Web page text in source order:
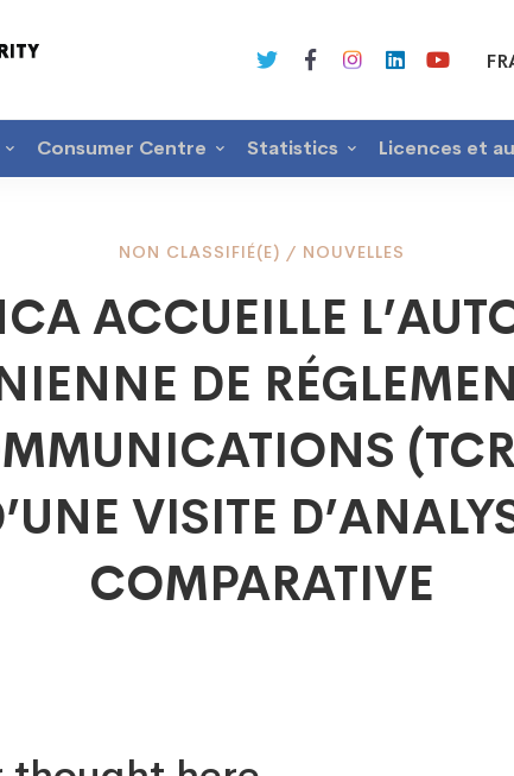
Consumer Centre Statistics Licences et
NON CLASSIFIÉ(E) / NOUVELLES
ACCUEILLE
DE
VISITE
COMPARATIVE